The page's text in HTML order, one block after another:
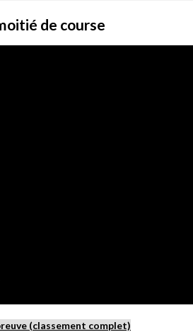
de course
(classement complet)